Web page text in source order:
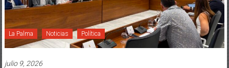
La Palma Noticias Política
julio 9, 2026